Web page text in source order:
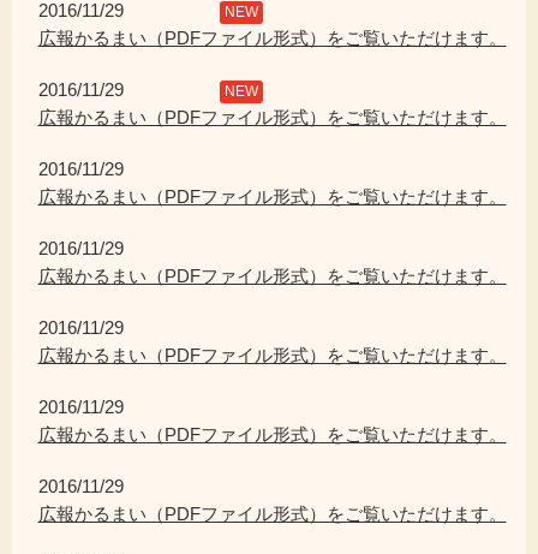
ニ
を
2016/11/29 NEW
広報かるまい（PDFファイル形式）をご覧いただけます。
2016/11/29 NEW
広報かるまい（PDFファイル形式）をご覧いただけます。
2016/11/29
広報かるまい（PDFファイル形式）をご覧いただけます。
2016/11/29
広報かるまい（PDFファイル形式）をご覧いただけます。
2016/11/29
広報かるまい（PDFファイル形式）をご覧いただけます。
2016/11/29
広報かるまい（PDFファイル形式）をご覧いただけます。
2016/11/29
広報かるまい（PDFファイル形式）をご覧いただけます。